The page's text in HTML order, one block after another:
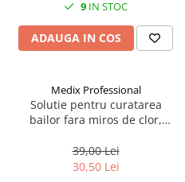
9 IN STOC
ADAUGA IN COS
Medix Professional
Solutie pentru curatarea
bailor fara miros de clor,
800 ML, Medix Professional
39,00 Lei
30,50 Lei